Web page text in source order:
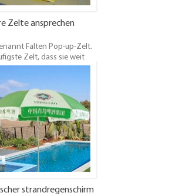
Zelte ansprechen
Falten Pop-up-Zelt.
Zelt, dass sie weit
sindAlle Arten von
von Stand, Party,
produkt
und
strandregenschirm